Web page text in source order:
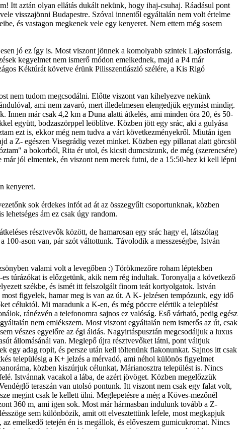
Itt aztán olyan ellátás dukált nekünk, hogy ihaj-csuhaj. Ráadásul pont
visszajönni Budapestre. Szóval innentől egyáltalán nem volt értelme
és vastagon megkenek vele egy kenyeret. Nem ettem még sosem
jó ez így is. Most viszont jönnek a komolyabb szintek Lajosforrásig.
kegyelmet nem ismerő módon emelkednek, majd a P4 már
Kéktúrát követve érünk Pilisszentlászló szélére, a Kis Rigó
nem tudom megcsodálni. Előtte viszont van kihelyezve nekünk
ami nem zavaró, mert illedelmesen elengedjük egymást mindig.
már csak 4,2 km a Duna alatti átkelés, ami minden óra 20, és 50-
együtt, bodzaszörppel leöblítve. Közben jött egy srác, aki a gulyása
ezt is, ekkor még nem tudva a várt következményekről. Miután igen
a Z- egészen Visegrádig vezet minket. Közben egy pillanat alatt görcsöl
a bokorból, Rita ér utol, és kicsit dumcsizunk, de még (szerencsére)
jól elmentek, én viszont nem merek futni, de a 15:50-hez ki kell lépni
kenyeret.
sok érdekes infót ad át az összegyűlt csoportunknak, közben
ám ez csak úgy random.
résztvevők között, de hamarosan egy srác hagy el, látszólag
ason van, pár szót váltottunk. Távolodik a messzeségbe, István
valami volt a levegőben :) Törökmezőre roham léptekben
túrázókat is előzgetünk, akik nem rég indultak. Toronyalja a következő
székbe, és ismét itt felszolgált finom teát kortyolgatok. István
figyelek, hamar meg is van az út. A K- jelzésen tempózunk, egy idő
céluktól. Mi maradunk a K-en, és még pöccre elértük a települést
ránézvén a telefonomra sajnos ez valóság. Eső várható, pedig egész
nem emlékszem. Most viszont egyáltalán nem ismerős az út, csak
vészes egyelőre az égi áldás. Nagyirtáspusztán megcsodáljuk a luxus
állomásánál van. Meglepő újra résztvevőket látni, pont váltjuk
egy adag ropit, és persze után kell töltenünk flakonunkat. Sajnos itt csak
településig a K+ jelzés a mérvadó, ami néhol különös figyelmet
közben kiszúrjuk célunkat, Márianosztra települést is. Nincs
Istvánnak vacakol a lába, de azért jövöget. Közben megelőzzük
teraszán van utolsó pontunk. Itt viszont nem csak egy falat volt,
megint csak le kellett ülni. Meglepetésre a még a Köves-mezőnél
360 m, ami igen sok. Most már hármasban indulunk tovább a Z-
sem különbözik, amit ott elvesztettünk lefele, most megkapjuk
emelkedő tetején én is megállok, és előveszem gumicukromat. Nincs